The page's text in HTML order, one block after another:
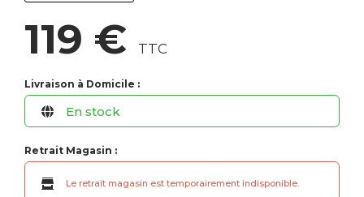
119 € TTC
Livraison à Domicile :
En stock
Retrait Magasin :
Le retrait magasin est temporairement indisponible.